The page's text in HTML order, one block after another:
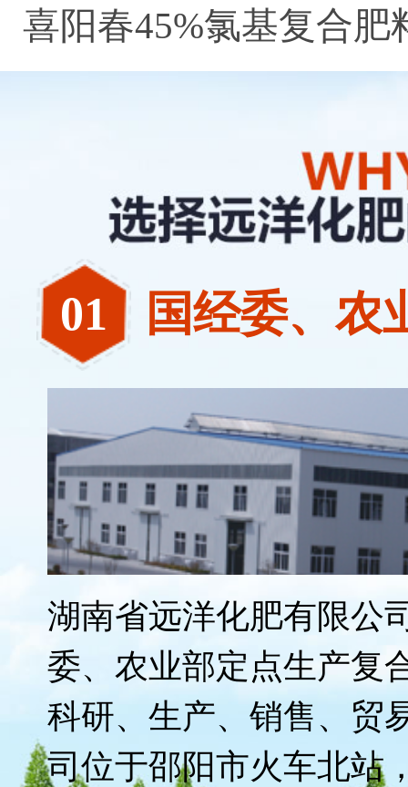
喜阳春45%氯基复合肥
01 国经委、农
的
湖南省远洋化肥有限公
委、农业部定点生产复
科研、生产、销售、贸
司位于邵阳市火车北站